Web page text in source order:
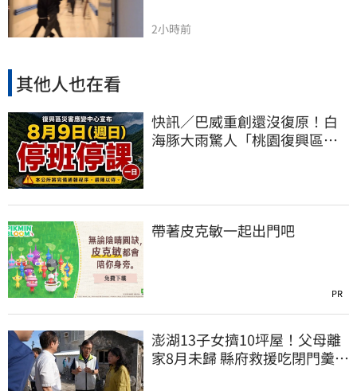
2小時前
其他人也在看
快訊／巴威重創還沒復原！白
海豚大雨驚人「桃園復興區」
帶著皮克敏一起出門吧
PR
澎湖13子女擠10坪屋！父母離
家8月未歸 縣府救援吃閉門羹原